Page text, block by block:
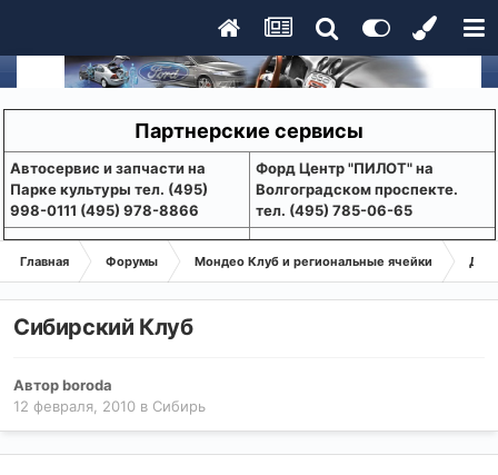
Партнерские сервисы
Aвтосервис и запчасти на
Парке культуры тел. (495)
998-0111 (495) 978-8866
Форд Центр "ПИЛОТ" на
Волгоградском проспекте.
тел. (495) 785-06-65
Главная Форумы Мондео Клуб и региональные ячейки
Сибирский Клуб
Авторboroda
12 февраля, 2010 в Сибирь